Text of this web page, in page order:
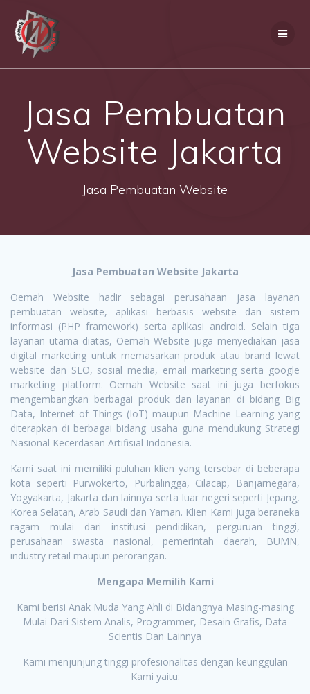
Jasa Pembuatan
Website Jakarta
Jasa Pembuatan Website
Jasa Pembuatan Website Jakarta
Oemah Website hadir sebagai perusahaan jasa layanan
pembuatan website, aplikasi berbasis website dan sistem
informasi (PHP framework) serta aplikasi android. Selain tiga
layanan utama diatas, Oemah Website juga menyediakan jasa
digital marketing untuk memasarkan produk atau brand lewat
website dan SEO, sosial media, email marketing serta google
marketing platform. Oemah Website saat ini juga berfokus
mengembangkan berbagai produk dan layanan di bidang Big
Data, Internet of Things (IoT) maupun Machine Learning yang
diterapkan di berbagai bidang usaha guna mendukung Strategi
Nasional Kecerdasan Artifisial Indonesia.
Kami saat ini memiliki puluhan klien yang tersebar di beberapa
kota seperti Purwokerto, Purbalingga, Cilacap, Banjarnegara,
Yogyakarta, Jakarta dan lainnya serta luar negeri seperti Jepang,
Korea Selatan, Arab Saudi dan Yaman. Klien Kami juga beraneka
ragam mulai dari institusi pendidikan, perguruan tinggi,
perusahaan swasta nasional, pemerintah daerah, BUMN,
industry retail maupun perorangan.
Mengapa Memilih Kami
Kami berisi Anak Muda Yang Ahli di Bidangnya Masing-masing
Mulai Dari Sistem Analis, Programmer, Desain Grafis, Data
Scientis Dan Lainnya
Kami menjunjung tinggi profesionalitas dengan keunggulan
Kami yaitu: